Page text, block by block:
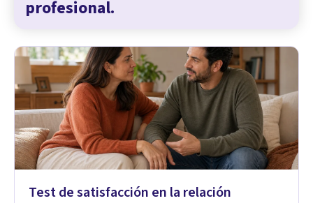
profesional.
Test de satisfacción en la relación